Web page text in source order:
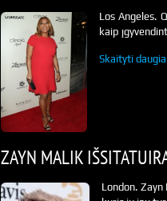
Los Angeles.
kaip
Skaityti
ZAYN MALIK
London.